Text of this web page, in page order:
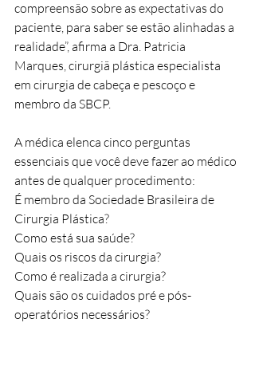
compreensão sobre as expectativas do
paciente, para saber se estão alinhadas a
realidade”, afirma a Dra. Patricia
Marques, cirurgiã plástica especialista
em cirurgia de cabeça e pescoço e
membro da SBCP.
A médica elenca cinco perguntas
essenciais que você deve fazer ao médico
antes de qualquer procedimento:
É membro da Sociedade Brasileira de
Cirurgia Plástica?
Como está sua saúde?
Quais os riscos da cirurgia?
Como é realizada a cirurgia?
Quais são os cuidados pré e pós-
operatórios necessários?